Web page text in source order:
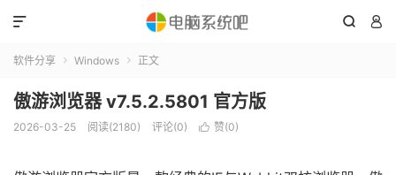
 

软件分享  Windows  正文
傲游浏览器 v7.5.2.5801 官方版
2026-03-25 阅读(2180) 评论(0)  赞(0)